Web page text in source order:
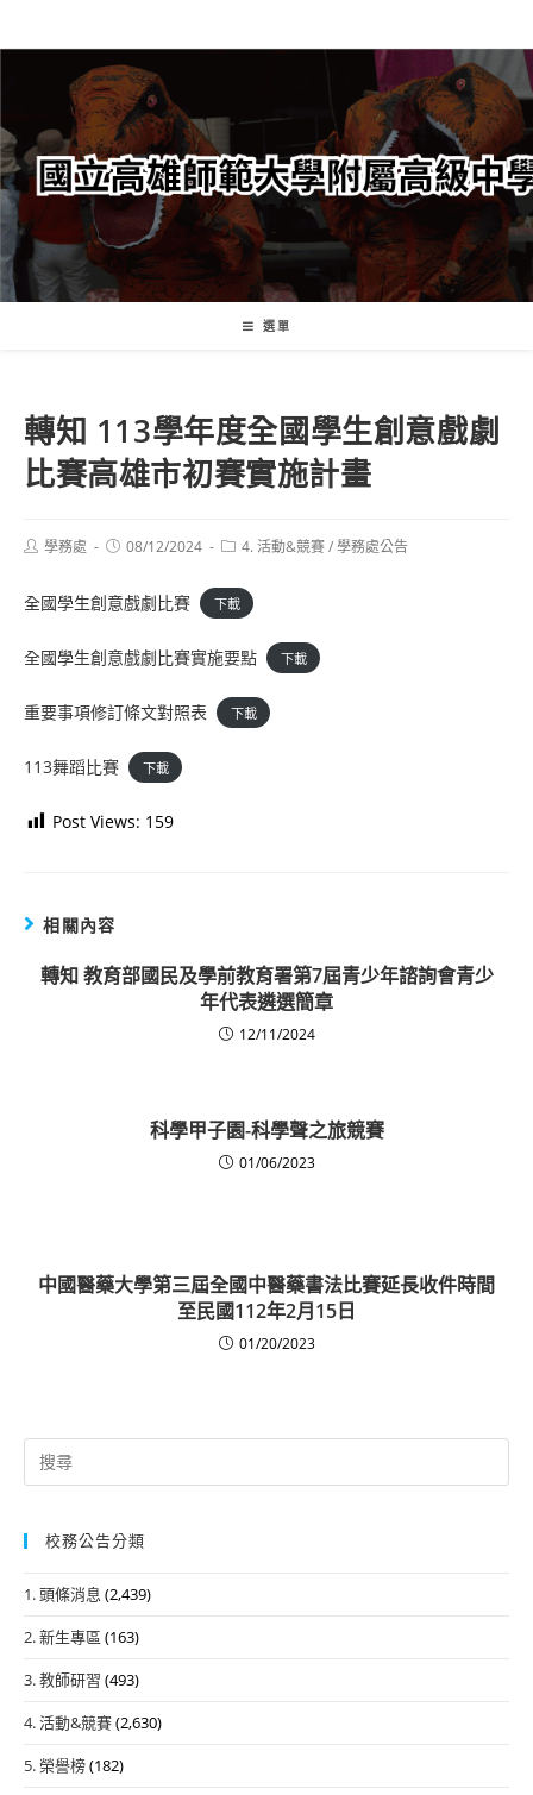
轉
要
內
容
選單
轉知 113學年度全國學生創意戲劇
比賽高雄市初賽實施計畫
Post學務處
Post08/12/2024
Post4. 活動&競賽/學務處公告
全國學生創意戲劇比賽 下載
全國學生創意戲劇比賽實施要點 下載
重要事項修訂條文對照表 下載
113舞蹈比賽 下載
Post Views: 159
相關內容
轉知 教育部國民及學前教育署第7屆青少年諮詢會青少
年代表遴選簡章
12/11/2024
科學甲子園-科學聲之旅競賽
01/06/2023
中國醫藥大學第三屆全國中醫藥書法比賽延長收件時間
至民國112年2月15日
01/20/2023
Search
for:
校務公告分類
1. 頭條消息 (2,439)
2. 新生專區 (163)
3. 教師研習 (493)
4. 活動&競賽(2,630)
5. 榮譽榜(182)